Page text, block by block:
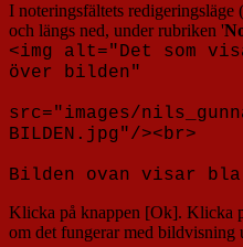
I noteringsfältets
och längs ned, under rubriken '
<img alt="Det som
över bilden"
src="images/
BILDEN.jpg"/><br>
Bilden ovan visar
Klicka på knappen [Ok]. Klicka
om det fungerar med bildvisning